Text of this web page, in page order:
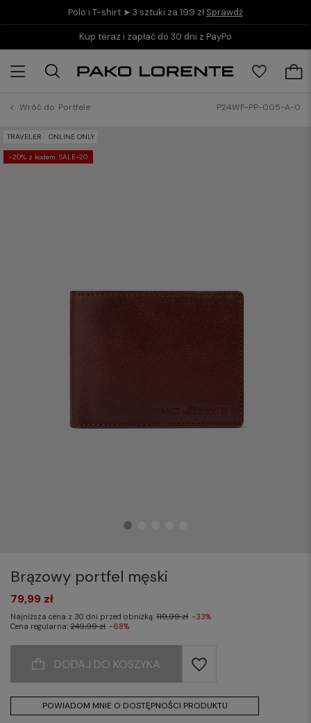
Polo i T-shirt ➤ 3 sztuki za 199 zł Sprawdź
Kup teraz i zapłać do 30 dni z PayPo
Wróć do: Portfele P24WF-PP-005-A-0
TRAVELER ONLINE ONLY
-20% z kodem: SALE-20
Brązowy portfel męski
79,99 zł
Najniższa cena z 30 dni przed obniżką: 119,99 zł -33%
Cena regularna: 249,99 zł -68%
DODAJ DO KOSZYKA
POWIADOM MNIE O DOSTĘPNOŚCI PRODUKTU